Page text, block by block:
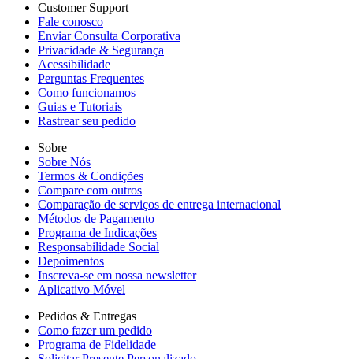
Customer Support
Fale conosco
Enviar Consulta Corporativa
Privacidade & Segurança
Acessibilidade
Perguntas Frequentes
Como funcionamos
Guias e Tutoriais
Rastrear seu pedido
Sobre
Sobre Nós
Termos & Condições
Compare com outros
Comparação de serviços de entrega internacional
Métodos de Pagamento
Programa de Indicações
Responsabilidade Social
Depoimentos
Inscreva-se em nossa newsletter
Aplicativo Móvel
Pedidos & Entregas
Como fazer um pedido
Programa de Fidelidade